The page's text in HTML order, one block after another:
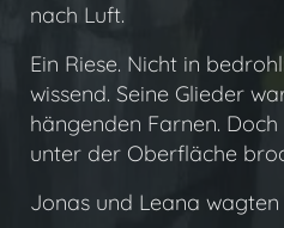
nach Luft.
Ein Riese. Nicht in
wissend. Seine Glieder
hängenden Farnen.
unter der Oberfläche
Jonas und Leana